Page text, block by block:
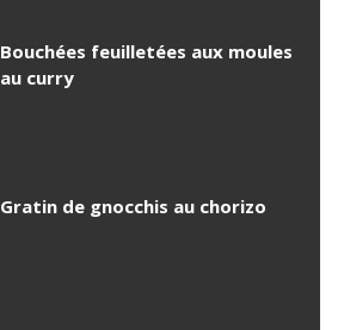
Bouchées feuilletées aux moules
au curry
Gratin de gnocchis au chorizo